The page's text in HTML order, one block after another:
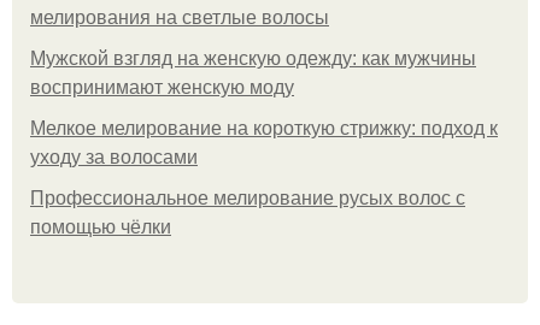
мелирования на светлые волосы
Мужской взгляд на женскую одежду: как мужчины
воспринимают женскую моду
Мелкое мелирование на короткую стрижку: подход к
уходу за волосами
Профессиональное мелирование русых волос с
помощью чёлки